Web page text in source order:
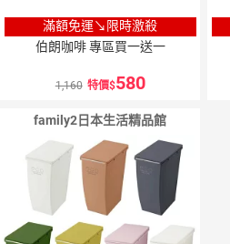
滿額免運↘限時激殺
伯朗咖啡 專區買一送一
1,160 特價 580
family2日本生活精品館